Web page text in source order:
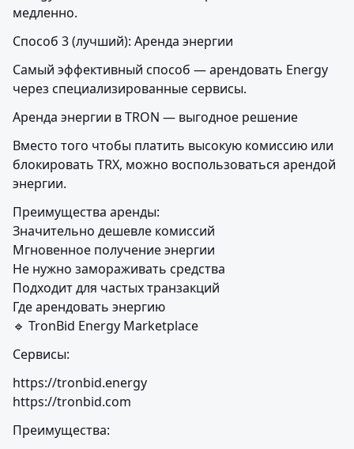
медленно.
Способ 3 (лучший): Аренда энергии
Самый эффективный способ — арендовать Energy
через специализированные сервисы.
Аренда энергии в TRON — выгодное решение
Вместо того чтобы платить высокую комиссию или
блокировать TRX, можно воспользоваться арендой
энергии.
Преимущества аренды:
Значительно дешевле комиссий
Мгновенное получение энергии
Не нужно замораживать средства
Подходит для частых транзакций
Где арендовать энергию
🔹 TronBid Energy Marketplace
Сервисы:
https://tronbid.energy
https://tronbid.com
Преимущества: